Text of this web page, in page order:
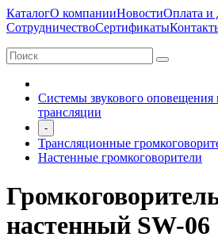
КаталогО компанииНовостиОплата и
СотрудничествоСертификаты
Системы звукового оповещения
трансляции
-
Трансляционные
Настенные громкоговорители
настенный SW-06